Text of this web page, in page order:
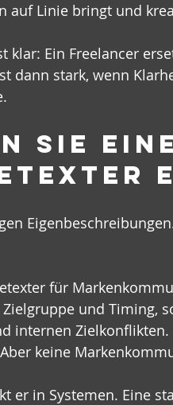
auf Linie bringt und
klar: Ein Freelancer
dann stark, wenn
Sie
für
und Timing,
internen
keine
er in Systemen. Eine